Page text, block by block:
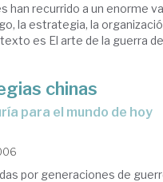
han recurrido a un enorme
la estrategia, la
es El arte de la guerra de
chinas
para el mundo de hoy
por generaciones de